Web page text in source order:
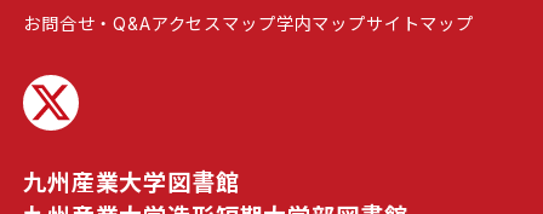
お問合せ・Q&Aアクセスマップ学内マップサイトマップ
九州産業大学図書館